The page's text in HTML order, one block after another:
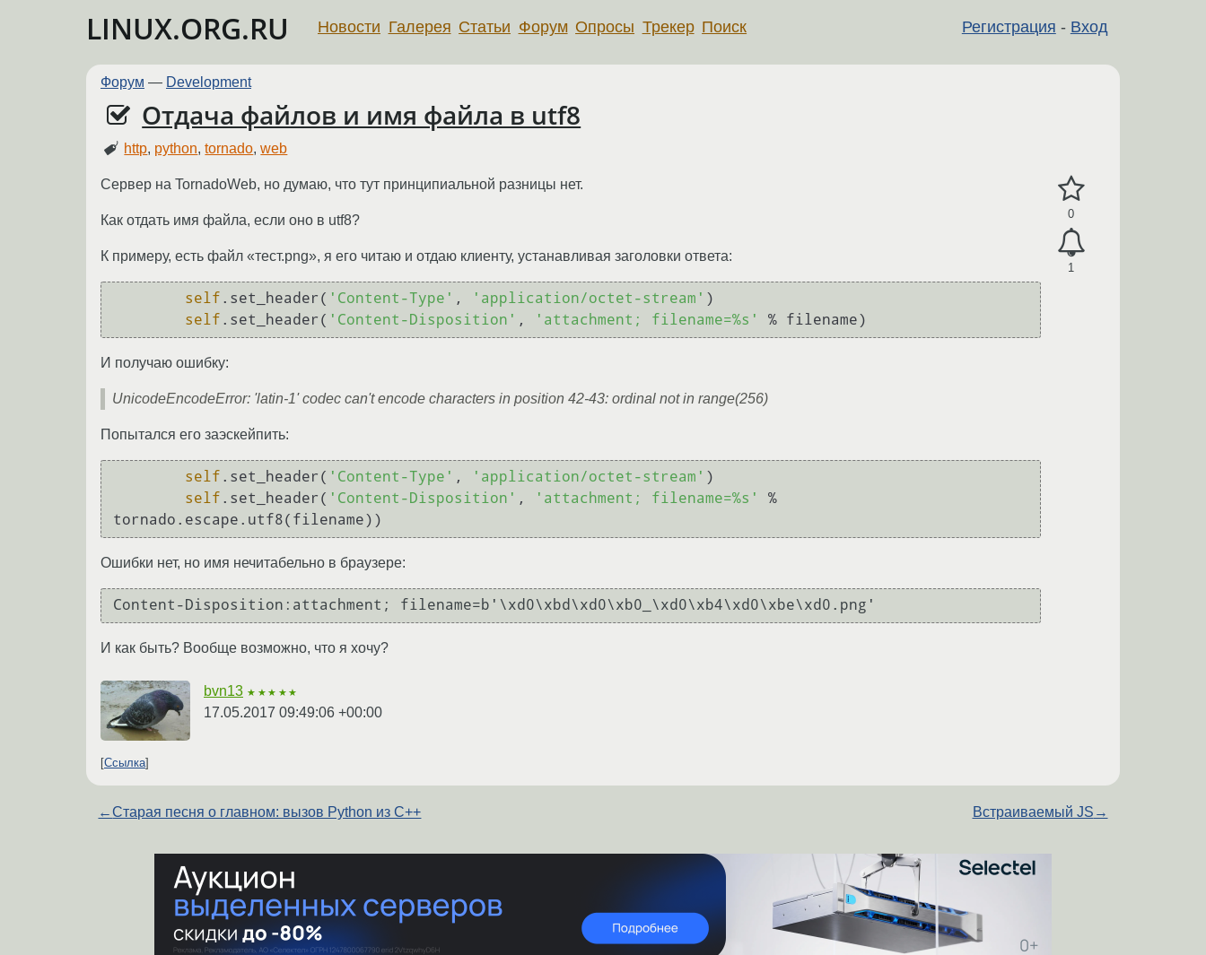
LINUX.ORG.RU Регистрация - Вход
Новости Галерея Статьи Форум Опросы Трекер Поиск
Форум — Development
Отдача файлов и имя файла в utf8
http, python,tornado,web
0
1
Сервер на TornadoWeb, но думаю, что тут принципиальной разницы нет.
Как отдать имя файла, если оно в utf8?
К примеру, есть файл «тест.png», я его читаю и отдаю клиенту, устанавливая заголовки ответа:
self .set_header( 'Content-Type' , 'application/octet-stream' )
self .set_header( 'Content-Disposition' , 'attachment; filename=%s'
И получаю ошибку:
UnicodeEncodeError: 'latin-1' codec can't encode characters in position 42-43: ordinal not in range(256)
Попытался его заэскейпить:
self .set_header( 'Content-Type' , 'application/octet-stream' )
self .set_header( 'Content-Disposition' , 'attachment; filename=%s'
%
Ошибки нет, но имя нечитабельно в браузере:
И как быть? Вообще возможно, что я хочу?
bvn13 ★★★★★
17.05.2017 09:49:06 +00:00
Ссылка
←Старая песня о главном: вызов Python из C++ Встраиваемый JS →